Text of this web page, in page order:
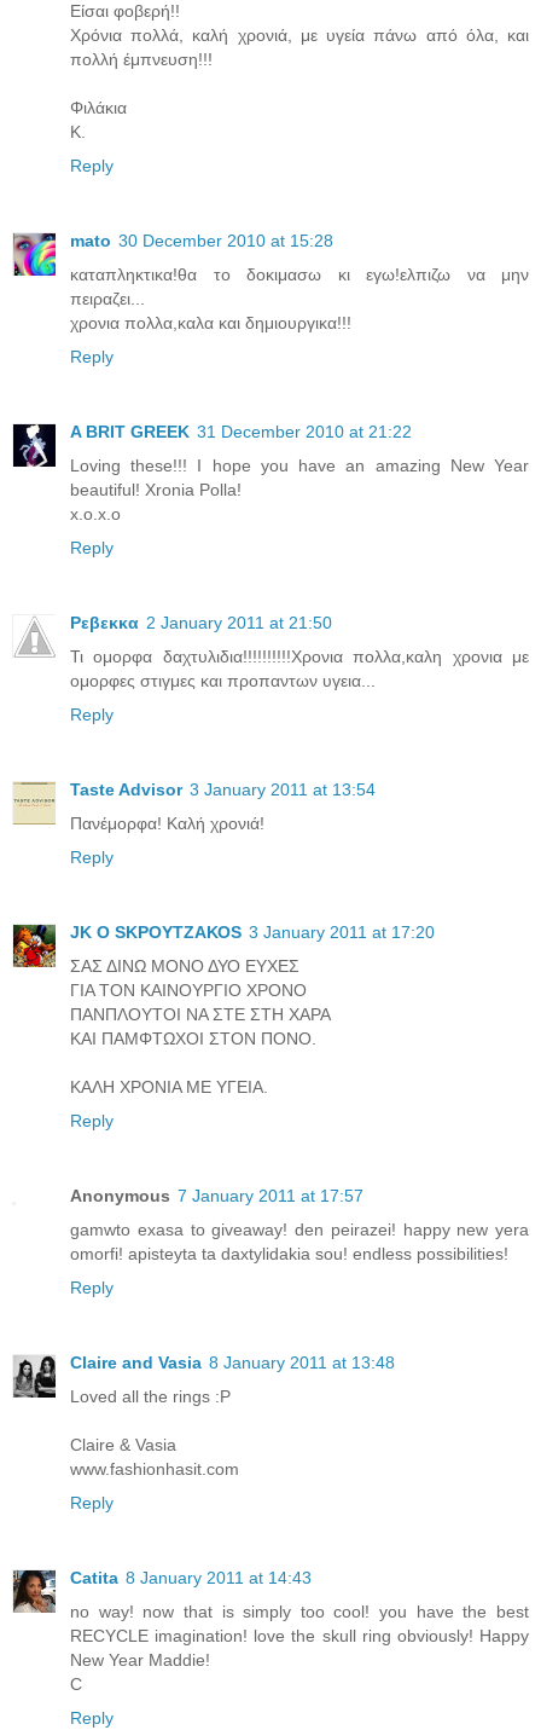
Είσαι φοβερή!!
Χρόνια πολλά, καλή χρονιά, με υγεία πάνω από όλα, και
πολλή έμπνευση!!!
Φιλάκια
Κ.
Reply
mato 30 December 2010 at 15:28
καταπληκτικα!θα το δοκιμασω κι εγω!ελπιζω να μην
πειραζει...
χρονια πολλα,καλα και δημιουργικα!!!
Reply
A BRIT GREEK 31 December 2010 at 21:22
Loving these!!! I hope you have an amazing New Year
beautiful! Xronia Polla!
x.o.x.o
Reply
Ρεβεκκα 2 January 2011 at 21:50
Τι ομορφα δαχτυλιδια!!!!!!!!!!Χρονια πολλα,καλη χρονια με
ομορφες στιγμες και προπαντων υγεια...
Reply
Taste Advisor 3 January 2011 at 13:54
Πανέμορφα! Καλή χρονιά!
Reply
JK O SΚΡΟΥΤΖΑΚΟS 3 January 2011 at 17:20
ΣΑΣ ΔΙΝΩ ΜΟΝΟ ΔΥΟ ΕΥΧΕΣ
ΓΙΑ ΤΟΝ ΚΑΙΝΟΥΡΓΙΟ ΧΡΟΝΟ
ΠΑΝΠΛΟΥΤΟΙ ΝΑ ΣΤΕ ΣΤΗ ΧΑΡΑ
ΚΑΙ ΠΑΜΦΤΩΧΟΙ ΣΤΟΝ ΠΟΝΟ.
ΚΑΛΗ ΧΡΟΝΙΑ ΜΕ ΥΓΕΙΑ.
Reply
Anonymous 7 January 2011 at 17:57
gamwto exasa to giveaway! den peirazei! happy new yera
omorfi! apisteyta ta daxtylidakia sou! endless possibilities!
Reply
Claire and Vasia 8 January 2011 at 13:48
Loved all the rings :P
Claire & Vasia
www.fashionhasit.com
Reply
Catita 8 January 2011 at 14:43
no way! now that is simply too cool! you have the best
RECYCLE imagination! love the skull ring obviously! Happy
New Year Maddie!
C
Reply